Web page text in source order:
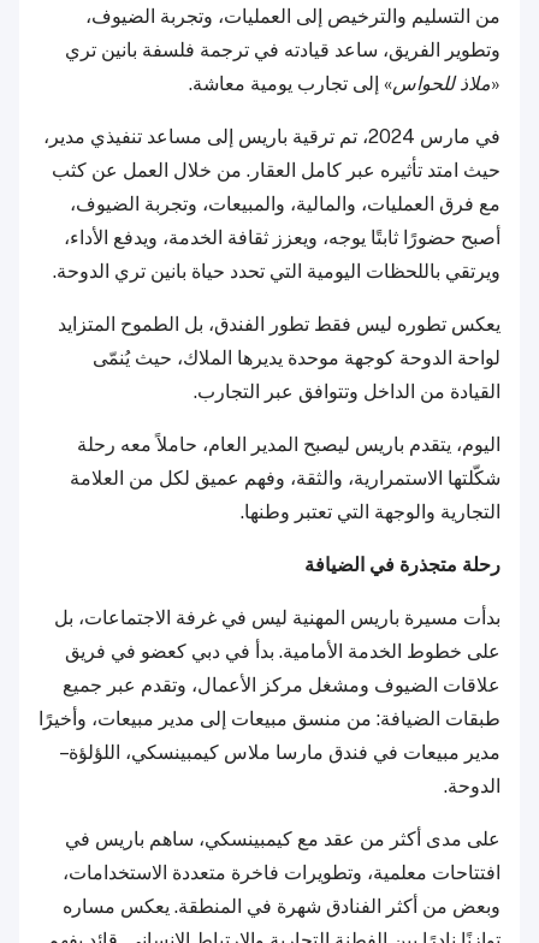
من التسليم والترخيص إلى العمليات، وتجربة الضيوف،
وتطوير الفريق، ساعد قيادته في ترجمة فلسفة بانين تري
«ملاذ للحواس» إلى تجارب يومية معاشة.
في مارس 2024، تم ترقية باريس إلى مساعد تنفيذي مدير،
حيث امتد تأثيره عبر كامل العقار. من خلال العمل عن كثب
مع فرق العمليات، والمالية، والمبيعات، وتجربة الضيوف،
أصبح حضورًا ثابتًا يوجه، ويعزز ثقافة الخدمة، ويدفع الأداء،
ويرتقي باللحظات اليومية التي تحدد حياة بانين تري الدوحة.
يعكس تطوره ليس فقط تطور الفندق، بل الطموح المتزايد
لواحة الدوحة كوجهة موحدة يديرها الملاك، حيث يُنمّى
القيادة من الداخل وتتوافق عبر التجارب.
اليوم، يتقدم باريس ليصبح المدير العام، حاملاً معه رحلة
شكّلتها الاستمرارية، والثقة، وفهم عميق لكل من العلامة
التجارية والوجهة التي تعتبر وطنها.
رحلة متجذرة في الضيافة
بدأت مسيرة باريس المهنية ليس في غرفة الاجتماعات، بل
على خطوط الخدمة الأمامية. بدأ في دبي كعضو في فريق
علاقات الضيوف ومشغل مركز الأعمال، وتقدم عبر جميع
طبقات الضيافة: من منسق مبيعات إلى مدير مبيعات، وأخيرًا
مدير مبيعات في فندق مارسا ملاس كيمبينسكي، اللؤلؤة –
الدوحة.
على مدى أكثر من عقد مع كيمبينسكي، ساهم باريس في
افتتاحات معلمية، وتطويرات فاخرة متعددة الاستخدامات،
وبعض من أكثر الفنادق شهرة في المنطقة. يعكس مساره